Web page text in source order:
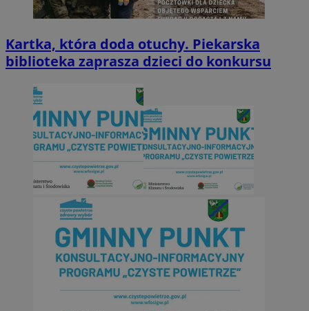
Kartka, która doda otuchy. Piekarska
biblioteka zaprasza dzieci do konkursu